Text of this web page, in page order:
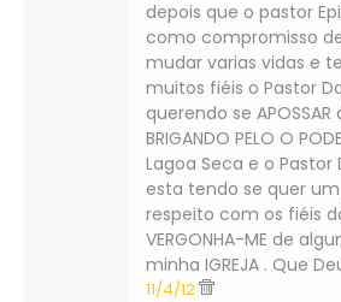
depois que o pastor
como compromisso
mudar varias vidas e
muitos fiéis o Pastor
querendo se APOSSAR
BRIGANDO PELO O
Lagoa Seca e o Pastor
esta tendo se quer
respeito com os fiéis
VERGONHA-ME de
minha IGREJA . Que
11/4/12